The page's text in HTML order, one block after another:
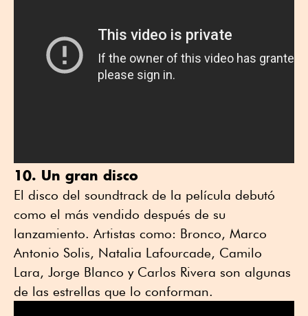
10. Un gran disco
El disco del soundtrack de la película debutó
como el más vendido después de su
lanzamiento. Artistas como: Bronco, Marco
Antonio Solis, Natalia Lafourcade, Camilo
Lara, Jorge Blanco y Carlos Rivera son algunas
de las estrellas que lo conforman.